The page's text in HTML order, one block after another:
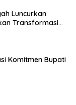
Luncurkan
Transformasi
Komitmen Bupati